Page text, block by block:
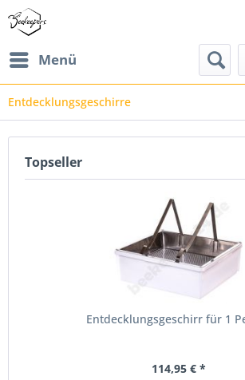
Menü
Entdecklungsgeschirre
Topseller
Entdecklungsgeschirr für 1
114,95 € *